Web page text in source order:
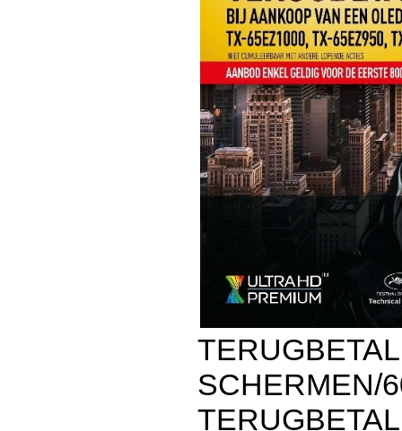
SCHERMEN/